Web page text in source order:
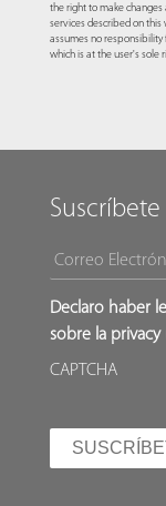
the right to make
services described on
assumes no
which is at the user's sole
*
Declaro haber
sobre la privacy
CAPTCHA